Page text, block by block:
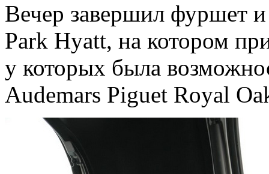
Вечер завершил фуршет
Park Hyatt, на котором
у которых была
Audemars Piguet Royal